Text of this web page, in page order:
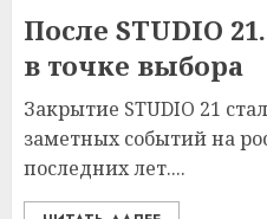
После STUDIO
в точке выбора
Закрытие STUDIO 21
заметных событий на
последних лет....